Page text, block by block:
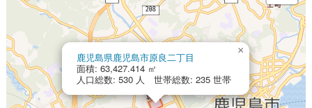
鹿児島県鹿児島市原良二丁目
面積: 63,427.414 ㎡
人口総数: 530 人 世帯総数: 235 世帯
×